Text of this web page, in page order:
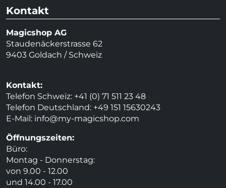
Kontakt
Magicshop AG
Staudenäckerstrasse 62
9403 Goldach / Schweiz
Kontakt:
Telefon Schweiz: +41 (0) 71 511 23 48
Telefon Deutschland: +49 151 15630243
E-Mail: info@my-magicshop.com
Öffnungszeiten:
Büro:
Montag - Donnerstag:
von 9.00 - 12.00
und 14.00 - 17.00